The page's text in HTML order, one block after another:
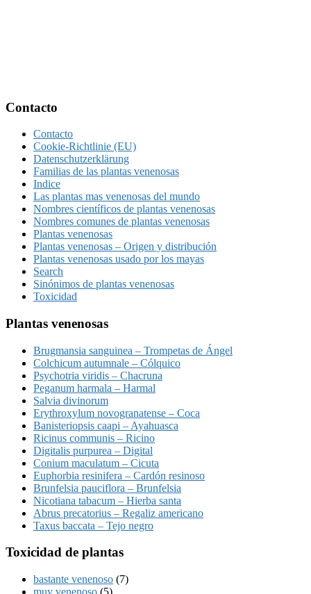
Footer
Contacto
Contacto
Cookie-Richtlinie (EU)
Datenschutzerklärung
Familias de las plantas venenosas
Indice
Las plantas mas venenosas del mundo
Nombres científicos de plantas venenosas
Nombres comunes de plantas venenosas
Plantas venenosas
Plantas venenosas – Origen y distribución
Plantas venenosas usado por los mayas
Search
Sinónimos de plantas venenosas
Toxicidad
Plantas venenosas
Brugmansia sanguinea – Trompetas de Ángel
Colchicum autumnale – Cólquico
Psychotria viridis – Chacruna
Peganum harmala – Harmal
Salvia divinorum
Erythroxylum novogranatense – Coca
Banisteriopsis caapi – Ayahuasca
Ricinus communis – Ricino
Digitalis purpurea – Digital
Conium maculatum – Cicuta
Euphorbia resinifera – Cardón resinoso
Brunfelsia pauciflora – Brunfelsia
Nicotiana tabacum – Hierba santa
Abrus precatorius – Regaliz americano
Taxus baccata – Tejo negro
Toxicidad de plantas
bastante venenoso (7)
muy venenoso (5)